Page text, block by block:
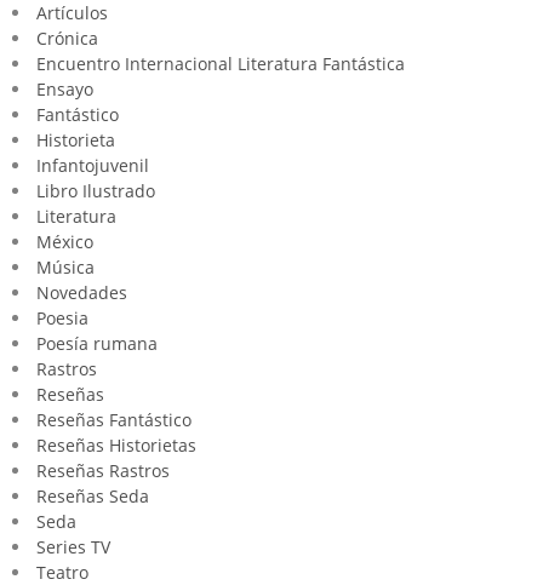
Artículos
Crónica
Encuentro Internacional Literatura Fantástica
Ensayo
Fantástico
Historieta
Infantojuvenil
Libro Ilustrado
Literatura
México
Música
Novedades
Poesia
Poesía rumana
Rastros
Reseñas
Reseñas Fantástico
Reseñas Historietas
Reseñas Rastros
Reseñas Seda
Seda
Series TV
Teatro